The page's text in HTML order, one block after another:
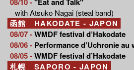
with Atsuko Nagai (steal band)
函館 HAKODATE - JAPON
08/07 -WMDF festival d’Hakodate
08/06 - Performance d’Uchronie au
08/05 -WMDF festival d’Hakodate
札幌 SAPORO - JAPON